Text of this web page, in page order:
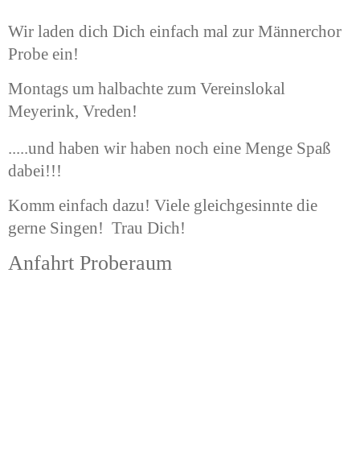
Wir laden dich Dich einfach mal zur Männerchor
Probe ein!
Montags um halbachte zum Vereinslokal
Meyerink, Vreden!
.....und haben wir haben noch eine Menge Spaß
dabei!!!
Komm einfach dazu! Viele gleichgesinnte die
gerne Singen!  Trau Dich!
Anfahrt Proberaum